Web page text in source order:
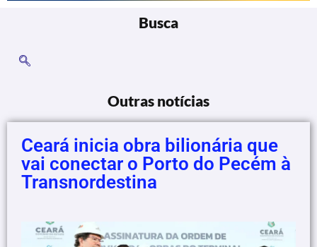
Busca
Outras notícias
Ceará inicia obra bilionária que
vai conectar o Porto do Pecém à
Transnordestina